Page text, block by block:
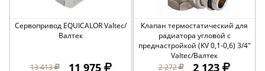
Сервопривод EQUICALOR Valtec/
Валтек
13 413 11 975
Клапан термостатический для
радиатора угловой с
преднастройкой (KV 0,1-0,6) 3/4"
Valtec/Валтек
2 272
2 123